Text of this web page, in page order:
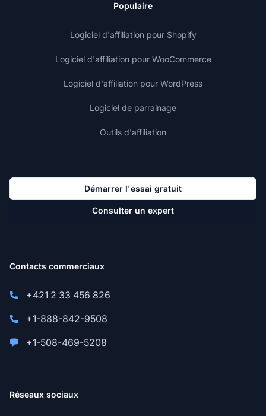
Populaire
Logiciel d'affiliation pour Shopify
Logiciel d'affiliation pour WooCommerce
Logiciel d'affiliation pour WordPress
Logiciel de parrainage
Outils d'affiliation
Démarrer l'essai gratuit
Consulter un expert
Contacts commerciaux
+421 2 33 456 826
+1-888-842-9508
+1-508-469-5208
Réseaux sociaux